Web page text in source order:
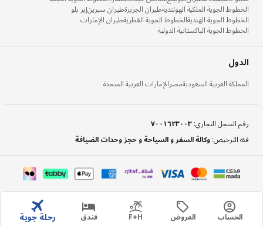
رحلة جوية فندق F+H العروض الحساب
الخطوط الجوية الملكية الهولنديةطيران الجزيرةطيران سيرينإير بلو
الخطوط الجوية الهنديةالخطوط الجوية القطريةطيران الإمارات
الخطوط الجوية الباكستانية الدولية
الدول
المملكة العربية السعوديةمصرالإمارات العربية المتحدة
رقم السجل التجاري:٧٠٠١٦٢٣٠٠٣
فئة الترخيص:وكالة السفر و السياحة و حجز وحدات الضيافة